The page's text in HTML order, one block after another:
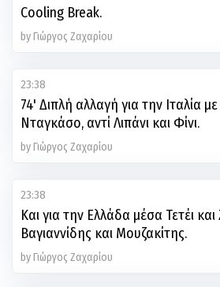
Cooling Break.
by Γιώργος Ζαχαρίου
23:38
74' Διπλή αλλαγή για την Ιταλία
Νταγκάσο, αντί Λιπάνι και Φίνι.
by Γιώργος Ζαχαρίου
23:38
Και για την Ελλάδα μέσα Τετέι
Βαγιαννίδης και Μουζακίτης.
by Γιώργος Ζαχαρίου